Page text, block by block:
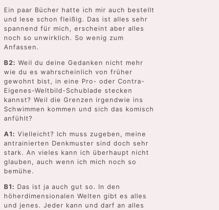
Ein paar Bücher hatte ich mir auch bestellt
und lese schon fleißig. Das ist alles sehr
spannend für mich, erscheint aber alles
noch so unwirklich. So wenig zum
Anfassen.
B2: Weil du deine Gedanken nicht mehr
wie du es wahrscheinlich von früher
gewohnt bist, in eine Pro- oder Contra-
Eigenes-Weltbild-Schublade stecken
kannst? Weil die Grenzen irgendwie ins
Schwimmen kommen und sich das komisch
anfühlt?
A1: Vielleicht? Ich muss zugeben, meine
antrainierten Denkmuster sind doch sehr
stark. An vieles kann ich überhaupt nicht
glauben, auch wenn ich mich noch so
bemühe.
B1: Das ist ja auch gut so. In den
höherdimensionalen Welten gibt es alles
und jenes. Jeder kann und darf an alles